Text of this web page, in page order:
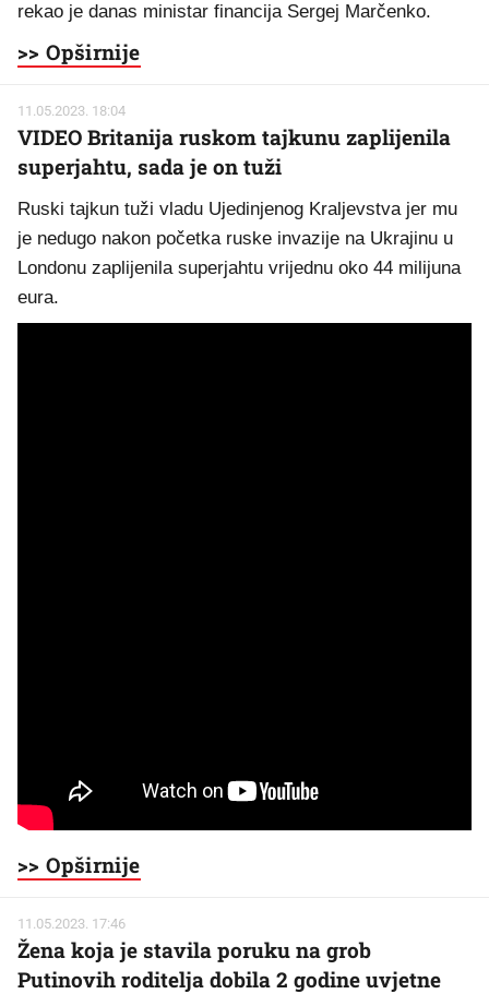
rekao je danas ministar financija Sergej Marčenko.
>> Opširnije
11.05.2023. 18:04
VIDEO Britanija ruskom tajkunu zaplijenila
superjahtu, sada je on tuži
Ruski tajkun tuži vladu Ujedinjenog Kraljevstva jer mu
je nedugo nakon početka ruske invazije na Ukrajinu u
Londonu zaplijenila superjahtu vrijednu oko 44 milijuna
eura.
>> Opširnije
11.05.2023. 17:46
Žena koja je stavila poruku na grob
Putinovih roditelja dobila 2 godine uvjetne